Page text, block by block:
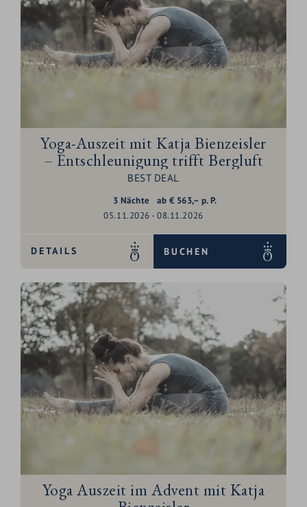
Yoga-Auszeit mit Katja Bienzeisler
– Entschleunigung trifft Bergluft
BEST DEAL
3 Nächte
05.11.2026 - 08.11.2026
ab € 563,– p. P.
DETAILS BUCHEN
Yoga Auszeit im Advent mit Katja